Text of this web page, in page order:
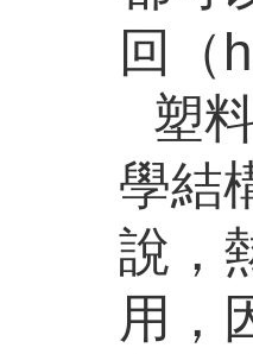
回（
塑
學結
說，
用，